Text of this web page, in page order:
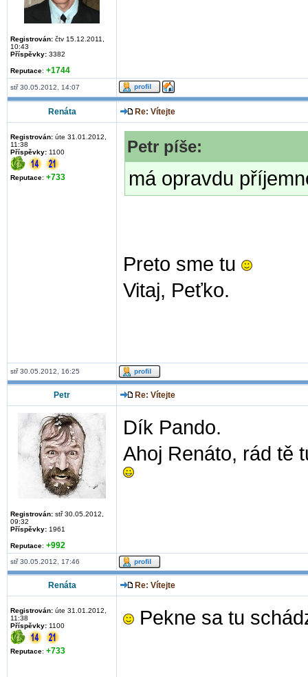
Registrován: čtv 15.12.2011,
10:43
Příspěvky: 3382
Reputace: +1744
stř 30.05.2012, 14:07
Renáta Re: Vítejte
Registrován: úte 31.01.2012,
11:38
Příspěvky: 1100
Reputace: +733
Petr píše:
má opravdu
Preto sme tu
Vitaj, Peťko.
stř 30.05.2012, 16:25
Petr Re: Vítejte
Registrován: stř 30.05.2012,
09:32
Příspěvky: 1961
Reputace: +992
Dík Pando.
Ahoj Renáto, rád tě
stř 30.05.2012, 17:46
Renáta Re: Vítejte
Registrován: úte 31.01.2012,
11:38
Příspěvky: 1100
Reputace: +733
Pekne sa tu